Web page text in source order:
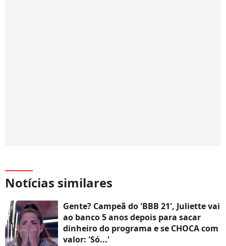
Notícias similares
Gente? Campeã do 'BBB 21', Juliette vai
ao banco 5 anos depois para sacar
dinheiro do programa e se CHOCA com
valor: 'Só...'